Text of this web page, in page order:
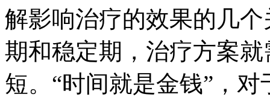
解影响治疗的效果的几
期和稳定期，治疗方案
短。“时间就是金钱”，